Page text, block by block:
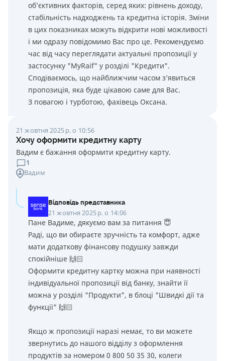
об’єктивних факторів, серед яких: рівнень доходу,
стабільність надходжень та кредитна історія. Зміни
в цих показниках можуть відкрити нові можливості
і ми одразу повідомимо Вас про це. Рекомендуємо
час від часу переглядати актуальні пропозиції у
застосунку "MyRaif" у розділі "Кредити".
Сподіваємось, що найближчим часом з’явиться
пропозиція, яка буде цікавою саме для Вас.
З повагою і турботою, фахівець Оксана.
21 жовтня 2025 р. о 10:56
Хочу оформити кредитну карту
Вадим є бажання оформити кредитну карту.
1
Вадим
Відповідь представника
21 жовтня 2025 р. о 14:06
Пане Вадиме, дякуємо вам за питання 😇
Раді, що ви обираєте зручність та комфорт, адже
мати додаткову фінансову подушку завжди
спокійніше 🙌🏻
Оформити кредитну картку можна при наявності
індивідуальної пропозиції від банку, знайти її
можна у розділі "Продукти", в блоці "Швидкі дії та
функції" 🙌🏻
Якщо ж пропозиції наразі немає, то ви можете
звернутись до нашого відділу з оформлення
продуктів за номером 0 800 50 35 30, колеги